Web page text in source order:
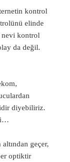
kontrol
elinde
nevi kontrol
da değil.
diyebiliriz.
geçer,
optiktir